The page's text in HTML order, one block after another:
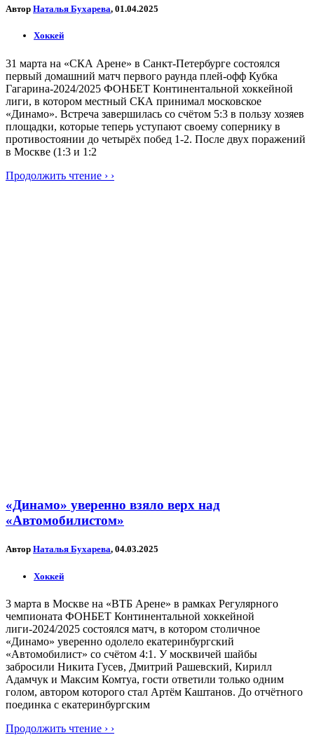
Автор Наталья Бухарева, 01.04.2025
Хоккей
31 марта на «СКА Арене» в Санкт-Петербурге состоялся
первый домашний матч первого раунда плей-офф Кубка
Гагарина-2024/2025 ФОНБЕТ Континентальной хоккейной
лиги, в котором местный СКА принимал московское
«Динамо». Встреча завершилась со счётом 5:3 в пользу хозяев
площадки, которые теперь уступают своему сопернику в
противостоянии до четырёх побед 1-2. После двух поражений
в Москве (1:3 и 1:2
Продолжить чтение › ›
«Динамо» уверенно взяло верх над
«Автомобилистом»
Автор Наталья Бухарева, 04.03.2025
Хоккей
3 марта в Москве на «ВТБ Арене» в рамках Регулярного
чемпионата ФОНБЕТ Континентальной хоккейной
лиги-2024/2025 состоялся матч, в котором столичное
«Динамо» уверенно одолело екатеринбургский
«Автомобилист» со счётом 4:1. У москвичей шайбы
забросили Никита Гусев, Дмитрий Рашевский, Кирилл
Адамчук и Максим Комтуа, гости ответили только одним
голом, автором которого стал Артём Каштанов. До отчётного
поединка с екатеринбургским
Продолжить чтение › ›